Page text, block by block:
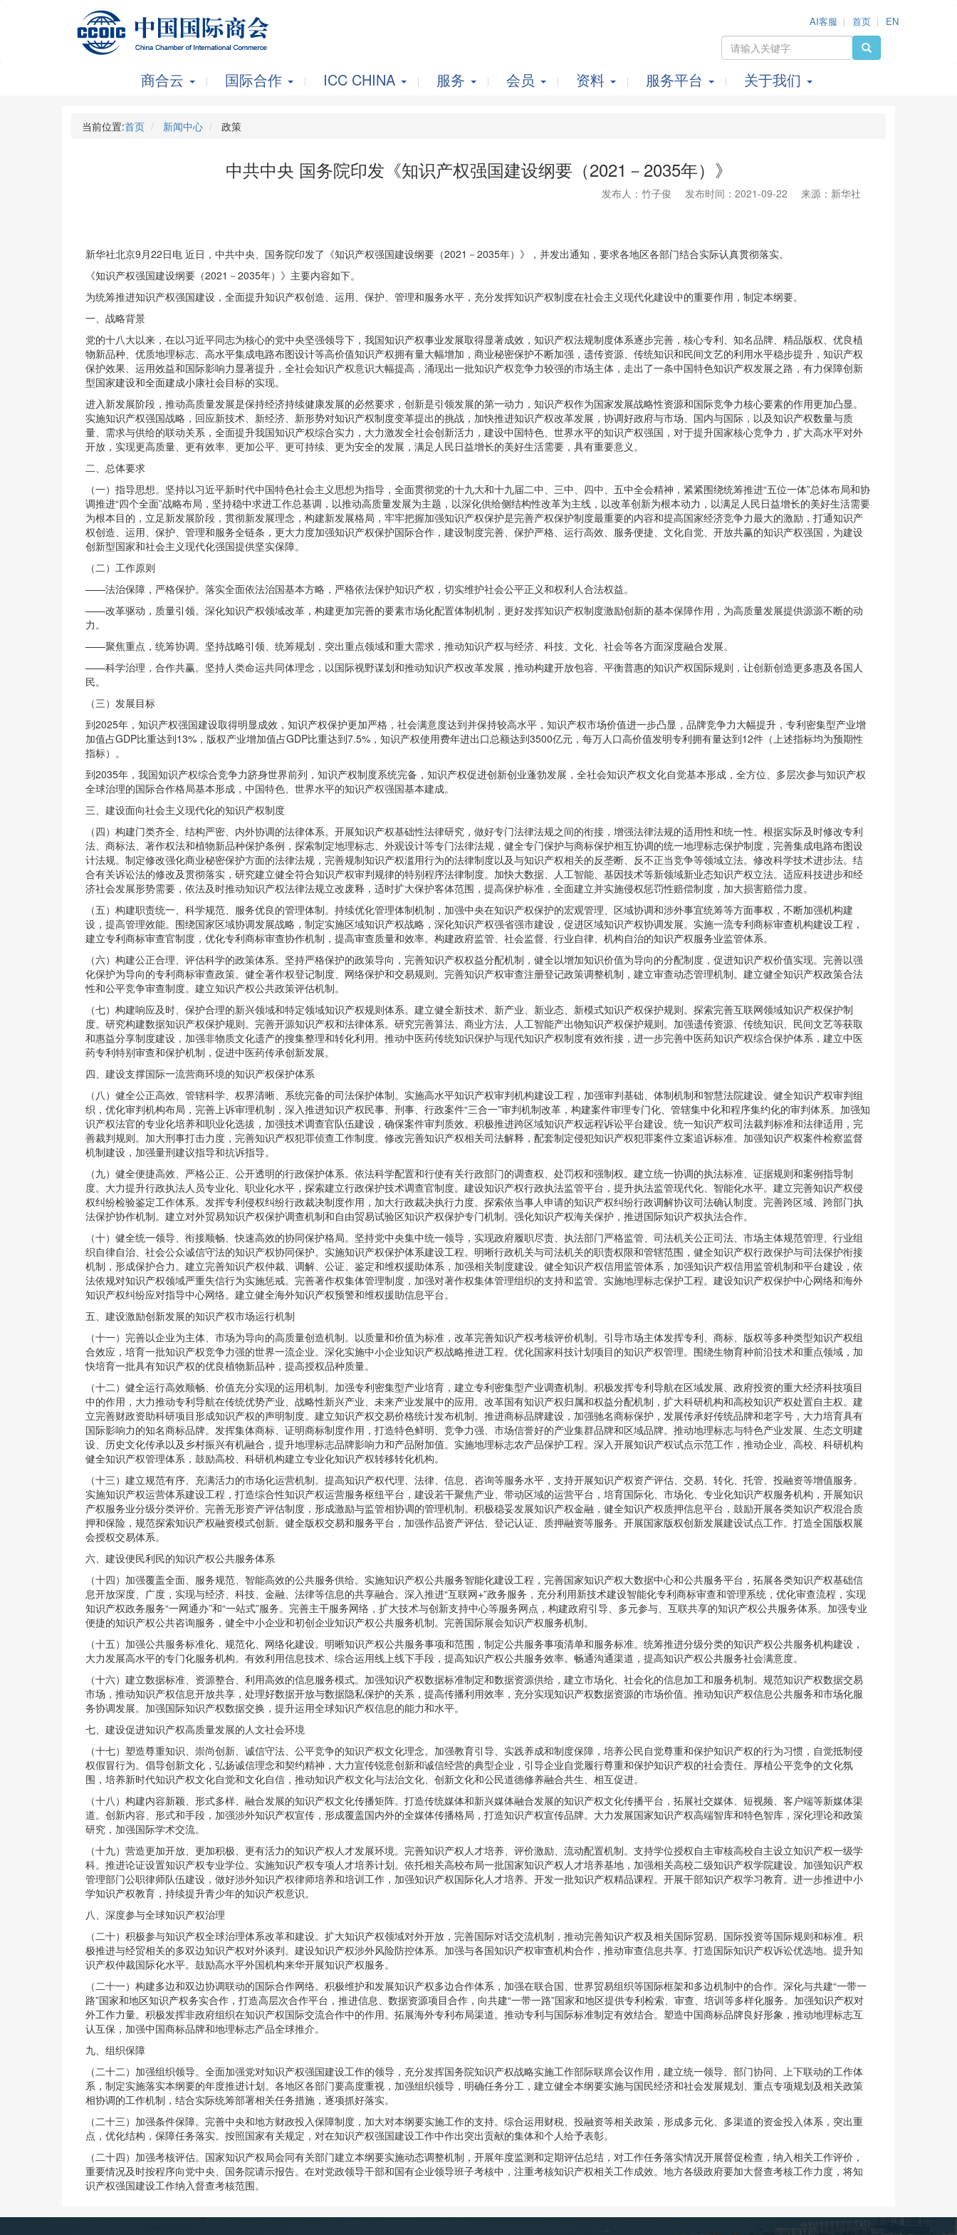
AI客服 首页 EN
商合云 国际合作 ICC CHINA 服务 会员 资料 服务平台 关于我们
当前位置:首页 新闻中心 政策
中共中央 国务院印发《知识产权强国建设纲要（2021－2035年）》
发布人：竹子俊 发布时间：2021-09-22 来源：新华社
新华社北京9月22日电 近日，中共中央、国务院印发了《知识产权强国建设纲要（2021－2035年）》，并发出通知，要求各地区各部门结合实际认真贯彻落实。
《知识产权强国建设纲要（2021－2035年）》主要内容如下。
为统筹推进知识产权强国建设，全面提升知识产权创造、运用、保护、管理和服务水平，充分发挥知识产权制度在社会主义现代化建设中的重要作用，制定本纲要。
一、战略背景
党的十八大以来，在以习近平同志为核心的党中央坚强领导下，我国知识产权事业发展取得显著成效，知识产权法规制度体系逐步完善，核心专利、知名品牌、精品版权、优良植
物新品种、优质地理标志、高水平集成电路布图设计等高价值知识产权拥有量大幅增加，商业秘密保护不断加强，遗传资源、传统知识和民间文艺的利用水平稳步提升，知识产权
保护效果、运用效益和国际影响力显著提升，全社会知识产权意识大幅提高，涌现出一批知识产权竞争力较强的市场主体，走出了一条中国特色知识产权发展之路，有力保障创新
型国家建设和全面建成小康社会目标的实现。
进入新发展阶段，推动高质量发展是保持经济持续健康发展的必然要求，创新是引领发展的第一动力，知识产权作为国家发展战略性资源和国际竞争力核心要素的作用更加凸显。
实施知识产权强国战略，回应新技术、新经济、新形势对知识产权制度变革提出的挑战，加快推进知识产权改革发展，协调好政府与市场、国内与国际，以及知识产权数量与质
量、需求与供给的联动关系，全面提升我国知识产权综合实力，大力激发全社会创新活力，建设中国特色、世界水平的知识产权强国，对于提升国家核心竞争力，扩大高水平对外
开放，实现更高质量、更有效率、更加公平、更可持续、更为安全的发展，满足人民日益增长的美好生活需要，具有重要意义。
二、总体要求
（一）指导思想。坚持以习近平新时代中国特色社会主义思想为指导，全面贯彻党的十九大和十九届二中、三中、四中、五中全会精神，紧紧围绕统筹推进“五位一体”总体布局和协
调推进“四个全面”战略布局，坚持稳中求进工作总基调，以推动高质量发展为主题，以深化供给侧结构性改革为主线，以改革创新为根本动力，以满足人民日益增长的美好生活需要
为根本目的，立足新发展阶段，贯彻新发展理念，构建新发展格局，牢牢把握加强知识产权保护是完善产权保护制度最重要的内容和提高国家经济竞争力最大的激励，打通知识产
权创造、运用、保护、管理和服务全链条，更大力度加强知识产权保护国际合作，建设制度完善、保护严格、运行高效、服务便捷、文化自觉、开放共赢的知识产权强国，为建设
创新型国家和社会主义现代化强国提供坚实保障。
（二）工作原则
——法治保障，严格保护。落实全面依法治国基本方略，严格依法保护知识产权，切实维护社会公平正义和权利人合法权益。
——改革驱动，质量引领。深化知识产权领域改革，构建更加完善的要素市场化配置体制机制，更好发挥知识产权制度激励创新的基本保障作用，为高质量发展提供源源不断的动
力。
——聚焦重点，统筹协调。坚持战略引领、统筹规划，突出重点领域和重大需求，推动知识产权与经济、科技、文化、社会等各方面深度融合发展。
——科学治理，合作共赢。坚持人类命运共同体理念，以国际视野谋划和推动知识产权改革发展，推动构建开放包容、平衡普惠的知识产权国际规则，让创新创造更多惠及各国人
民。
（三）发展目标
到2025年，知识产权强国建设取得明显成效，知识产权保护更加严格，社会满意度达到并保持较高水平，知识产权市场价值进一步凸显，品牌竞争力大幅提升，专利密集型产业增
加值占GDP比重达到13%，版权产业增加值占GDP比重达到7.5%，知识产权使用费年进出口总额达到3500亿元，每万人口高价值发明专利拥有量达到12件（上述指标均为预期性
指标）。
到2035年，我国知识产权综合竞争力跻身世界前列，知识产权制度系统完备，知识产权促进创新创业蓬勃发展，全社会知识产权文化自觉基本形成，全方位、多层次参与知识产权
全球治理的国际合作格局基本形成，中国特色、世界水平的知识产权强国基本建成。
三、建设面向社会主义现代化的知识产权制度
（四）构建门类齐全、结构严密、内外协调的法律体系。开展知识产权基础性法律研究，做好专门法律法规之间的衔接，增强法律法规的适用性和统一性。根据实际及时修改专利
法、商标法、著作权法和植物新品种保护条例，探索制定地理标志、外观设计等专门法律法规，健全专门保护与商标保护相互协调的统一地理标志保护制度，完善集成电路布图设
计法规。制定修改强化商业秘密保护方面的法律法规，完善规制知识产权滥用行为的法律制度以及与知识产权相关的反垄断、反不正当竞争等领域立法。修改科学技术进步法。结
合有关诉讼法的修改及贯彻落实，研究建立健全符合知识产权审判规律的特别程序法律制度。加快大数据、人工智能、基因技术等新领域新业态知识产权立法。适应科技进步和经
济社会发展形势需要，依法及时推动知识产权法律法规立改废释，适时扩大保护客体范围，提高保护标准，全面建立并实施侵权惩罚性赔偿制度，加大损害赔偿力度。
（五）构建职责统一、科学规范、服务优良的管理体制。持续优化管理体制机制，加强中央在知识产权保护的宏观管理、区域协调和涉外事宜统筹等方面事权，不断加强机构建
设，提高管理效能。围绕国家区域协调发展战略，制定实施区域知识产权战略，深化知识产权强省强市建设，促进区域知识产权协调发展。实施一流专利商标审查机构建设工程，
建立专利商标审查官制度，优化专利商标审查协作机制，提高审查质量和效率。构建政府监管、社会监督、行业自律、机构自治的知识产权服务业监管体系。
（六）构建公正合理、评估科学的政策体系。坚持严格保护的政策导向，完善知识产权权益分配机制，健全以增加知识价值为导向的分配制度，促进知识产权价值实现。完善以强
化保护为导向的专利商标审查政策。健全著作权登记制度、网络保护和交易规则。完善知识产权审查注册登记政策调整机制，建立审查动态管理机制。建立健全知识产权政策合法
性和公平竞争审查制度。建立知识产权公共政策评估机制。
（七）构建响应及时、保护合理的新兴领域和特定领域知识产权规则体系。建立健全新技术、新产业、新业态、新模式知识产权保护规则。探索完善互联网领域知识产权保护制
度。研究构建数据知识产权保护规则。完善开源知识产权和法律体系。研究完善算法、商业方法、人工智能产出物知识产权保护规则。加强遗传资源、传统知识、民间文艺等获取
和惠益分享制度建设，加强非物质文化遗产的搜集整理和转化利用。推动中医药传统知识保护与现代知识产权制度有效衔接，进一步完善中医药知识产权综合保护体系，建立中医
药专利特别审查和保护机制，促进中医药传承创新发展。
四、建设支撑国际一流营商环境的知识产权保护体系
（八）健全公正高效、管辖科学、权界清晰、系统完备的司法保护体制。实施高水平知识产权审判机构建设工程，加强审判基础、体制机制和智慧法院建设。健全知识产权审判组
织，优化审判机构布局，完善上诉审理机制，深入推进知识产权民事、刑事、行政案件“三合一”审判机制改革，构建案件审理专门化、管辖集中化和程序集约化的审判体系。加强知
识产权法官的专业化培养和职业化选拔，加强技术调查官队伍建设，确保案件审判质效。积极推进跨区域知识产权远程诉讼平台建设。统一知识产权司法裁判标准和法律适用，完
善裁判规则。加大刑事打击力度，完善知识产权犯罪侦查工作制度。修改完善知识产权相关司法解释，配套制定侵犯知识产权犯罪案件立案追诉标准。加强知识产权案件检察监督
机制建设，加强量刑建议指导和抗诉指导。
（九）健全便捷高效、严格公正、公开透明的行政保护体系。依法科学配置和行使有关行政部门的调查权、处罚权和强制权。建立统一协调的执法标准、证据规则和案例指导制
度。大力提升行政执法人员专业化、职业化水平，探索建立行政保护技术调查官制度。建设知识产权行政执法监管平台，提升执法监管现代化、智能化水平。建立完善知识产权侵
权纠纷检验鉴定工作体系。发挥专利侵权纠纷行政裁决制度作用，加大行政裁决执行力度。探索依当事人申请的知识产权纠纷行政调解协议司法确认制度。完善跨区域、跨部门执
法保护协作机制。建立对外贸易知识产权保护调查机制和自由贸易试验区知识产权保护专门机制。强化知识产权海关保护，推进国际知识产权执法合作。
（十）健全统一领导、衔接顺畅、快速高效的协同保护格局。坚持党中央集中统一领导，实现政府履职尽责、执法部门严格监管、司法机关公正司法、市场主体规范管理、行业组
织自律自治、社会公众诚信守法的知识产权协同保护。实施知识产权保护体系建设工程。明晰行政机关与司法机关的职责权限和管辖范围，健全知识产权行政保护与司法保护衔接
机制，形成保护合力。建立完善知识产权仲裁、调解、公证、鉴定和维权援助体系，加强相关制度建设。健全知识产权信用监管体系，加强知识产权信用监管机制和平台建设，依
法依规对知识产权领域严重失信行为实施惩戒。完善著作权集体管理制度，加强对著作权集体管理组织的支持和监管。实施地理标志保护工程。建设知识产权保护中心网络和海外
知识产权纠纷应对指导中心网络。建立健全海外知识产权预警和维权援助信息平台。
五、建设激励创新发展的知识产权市场运行机制
（十一）完善以企业为主体、市场为导向的高质量创造机制。以质量和价值为标准，改革完善知识产权考核评价机制。引导市场主体发挥专利、商标、版权等多种类型知识产权组
合效应，培育一批知识产权竞争力强的世界一流企业。深化实施中小企业知识产权战略推进工程。优化国家科技计划项目的知识产权管理。围绕生物育种前沿技术和重点领域，加
快培育一批具有知识产权的优良植物新品种，提高授权品种质量。
（十二）健全运行高效顺畅、价值充分实现的运用机制。加强专利密集型产业培育，建立专利密集型产业调查机制。积极发挥专利导航在区域发展、政府投资的重大经济科技项目
中的作用，大力推动专利导航在传统优势产业、战略性新兴产业、未来产业发展中的应用。改革国有知识产权归属和权益分配机制，扩大科研机构和高校知识产权处置自主权。建
立完善财政资助科研项目形成知识产权的声明制度。建立知识产权交易价格统计发布机制。推进商标品牌建设，加强驰名商标保护，发展传承好传统品牌和老字号，大力培育具有
国际影响力的知名商标品牌。发挥集体商标、证明商标制度作用，打造特色鲜明、竞争力强、市场信誉好的产业集群品牌和区域品牌。推动地理标志与特色产业发展、生态文明建
设、历史文化传承以及乡村振兴有机融合，提升地理标志品牌影响力和产品附加值。实施地理标志农产品保护工程。深入开展知识产权试点示范工作，推动企业、高校、科研机构
健全知识产权管理体系，鼓励高校、科研机构建立专业化知识产权转移转化机构。
（十三）建立规范有序、充满活力的市场化运营机制。提高知识产权代理、法律、信息、咨询等服务水平，支持开展知识产权资产评估、交易、转化、托管、投融资等增值服务。
实施知识产权运营体系建设工程，打造综合性知识产权运营服务枢纽平台，建设若干聚焦产业、带动区域的运营平台，培育国际化、市场化、专业化知识产权服务机构，开展知识
产权服务业分级分类评价。完善无形资产评估制度，形成激励与监管相协调的管理机制。积极稳妥发展知识产权金融，健全知识产权质押信息平台，鼓励开展各类知识产权混合质
押和保险，规范探索知识产权融资模式创新。健全版权交易和服务平台，加强作品资产评估、登记认证、质押融资等服务。开展国家版权创新发展建设试点工作。打造全国版权展
会授权交易体系。
六、建设便民利民的知识产权公共服务体系
（十四）加强覆盖全面、服务规范、智能高效的公共服务供给。实施知识产权公共服务智能化建设工程，完善国家知识产权大数据中心和公共服务平台，拓展各类知识产权基础信
息开放深度、广度，实现与经济、科技、金融、法律等信息的共享融合。深入推进“互联网+”政务服务，充分利用新技术建设智能化专利商标审查和管理系统，优化审查流程，实现
知识产权政务服务“一网通办”和“一站式”服务。完善主干服务网络，扩大技术与创新支持中心等服务网点，构建政府引导、多元参与、互联共享的知识产权公共服务体系。加强专业
便捷的知识产权公共咨询服务，健全中小企业和初创企业知识产权公共服务机制。完善国际展会知识产权服务机制。
（十五）加强公共服务标准化、规范化、网络化建设。明晰知识产权公共服务事项和范围，制定公共服务事项清单和服务标准。统筹推进分级分类的知识产权公共服务机构建设，
大力发展高水平的专门化服务机构。有效利用信息技术、综合运用线上线下手段，提高知识产权公共服务效率。畅通沟通渠道，提高知识产权公共服务社会满意度。
（十六）建立数据标准、资源整合、利用高效的信息服务模式。加强知识产权数据标准制定和数据资源供给，建立市场化、社会化的信息加工和服务机制。规范知识产权数据交易
市场，推动知识产权信息开放共享，处理好数据开放与数据隐私保护的关系，提高传播利用效率，充分实现知识产权数据资源的市场价值。推动知识产权信息公共服务和市场化服
务协调发展。加强国际知识产权数据交换，提升运用全球知识产权信息的能力和水平。
七、建设促进知识产权高质量发展的人文社会环境
（十七）塑造尊重知识、崇尚创新、诚信守法、公平竞争的知识产权文化理念。加强教育引导、实践养成和制度保障，培养公民自觉尊重和保护知识产权的行为习惯，自觉抵制侵
权假冒行为。倡导创新文化，弘扬诚信理念和契约精神，大力宣传锐意创新和诚信经营的典型企业，引导企业自觉履行尊重和保护知识产权的社会责任。厚植公平竞争的文化氛
围，培养新时代知识产权文化自觉和文化自信，推动知识产权文化与法治文化、创新文化和公民道德修养融合共生、相互促进。
（十八）构建内容新颖、形式多样、融合发展的知识产权文化传播矩阵。打造传统媒体和新兴媒体融合发展的知识产权文化传播平台，拓展社交媒体、短视频、客户端等新媒体渠
道。创新内容、形式和手段，加强涉外知识产权宣传，形成覆盖国内外的全媒体传播格局，打造知识产权宣传品牌。大力发展国家知识产权高端智库和特色智库，深化理论和政策
研究，加强国际学术交流。
（十九）营造更加开放、更加积极、更有活力的知识产权人才发展环境。完善知识产权人才培养、评价激励、流动配置机制。支持学位授权自主审核高校自主设立知识产权一级学
科。推进论证设置知识产权专业学位。实施知识产权专项人才培养计划。依托相关高校布局一批国家知识产权人才培养基地，加强相关高校二级知识产权学院建设。加强知识产权
管理部门公职律师队伍建设，做好涉外知识产权律师培养和培训工作，加强知识产权国际化人才培养。开发一批知识产权精品课程。开展干部知识产权学习教育。进一步推进中小
学知识产权教育，持续提升青少年的知识产权意识。
八、深度参与全球知识产权治理
（二十）积极参与知识产权全球治理体系改革和建设。扩大知识产权领域对外开放，完善国际对话交流机制，推动完善知识产权及相关国际贸易、国际投资等国际规则和标准。积
极推进与经贸相关的多双边知识产权对外谈判。建设知识产权涉外风险防控体系。加强与各国知识产权审查机构合作，推动审查信息共享。打造国际知识产权诉讼优选地。提升知
识产权仲裁国际化水平。鼓励高水平外国机构来华开展知识产权服务。
（二十一）构建多边和双边协调联动的国际合作网络。积极维护和发展知识产权多边合作体系，加强在联合国、世界贸易组织等国际框架和多边机制中的合作。深化与共建“一带一
路”国家和地区知识产权务实合作，打造高层次合作平台，推进信息、数据资源项目合作，向共建“一带一路”国家和地区提供专利检索、审查、培训等多样化服务。加强知识产权对
外工作力量。积极发挥非政府组织在知识产权国际交流合作中的作用。拓展海外专利布局渠道。推动专利与国际标准制定有效结合。塑造中国商标品牌良好形象，推动地理标志互
认互保，加强中国商标品牌和地理标志产品全球推介。
九、组织保障
（二十二）加强组织领导。全面加强党对知识产权强国建设工作的领导，充分发挥国务院知识产权战略实施工作部际联席会议作用，建立统一领导、部门协同、上下联动的工作体
系，制定实施落实本纲要的年度推进计划。各地区各部门要高度重视，加强组织领导，明确任务分工，建立健全本纲要实施与国民经济和社会发展规划、重点专项规划及相关政策
相协调的工作机制，结合实际统筹部署相关任务措施，逐项抓好落实。
（二十三）加强条件保障。完善中央和地方财政投入保障制度，加大对本纲要实施工作的支持。综合运用财税、投融资等相关政策，形成多元化、多渠道的资金投入体系，突出重
点，优化结构，保障任务落实。按照国家有关规定，对在知识产权强国建设工作中作出突出贡献的集体和个人给予表彰。
（二十四）加强考核评估。国家知识产权局会同有关部门建立本纲要实施动态调整机制，开展年度监测和定期评估总结，对工作任务落实情况开展督促检查，纳入相关工作评价，
重要情况及时按程序向党中央、国务院请示报告。在对党政领导干部和国有企业领导班子考核中，注重考核知识产权相关工作成效。地方各级政府要加大督查考核工作力度，将知
识产权强国建设工作纳入督查考核范围。